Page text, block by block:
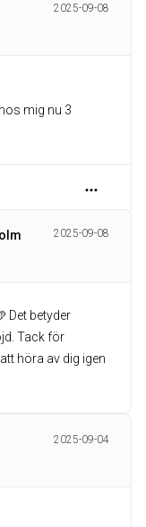
2025-09-08
mig nu 3
2025-09-08
Det betyder
Tack för
höra av dig igen
2025-09-04